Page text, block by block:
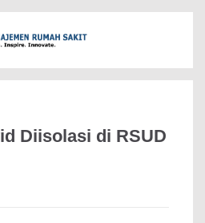
Diisolasi di RSUD